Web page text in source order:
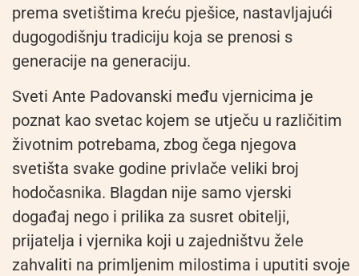
prema svetištima kreću pješice, nastavljajući
dugogodišnju tradiciju koja se prenosi s
generacije na generaciju.
Sveti Ante Padovanski među vjernicima je
poznat kao svetac kojem se utječu u različitim
životnim potrebama, zbog čega njegova
svetišta svake godine privlače veliki broj
hodočasnika. Blagdan nije samo vjerski
događaj nego i prilika za susret obitelji,
prijatelja i vjernika koji u zajedništvu žele
zahvaliti na primljenim milostima i uputiti svoje